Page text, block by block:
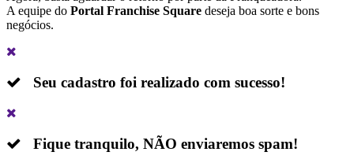
A equipe do Portal Franchise Square deseja boa sorte e bons
negócios.
Seu cadastro foi realizado com sucesso!
Fique tranquilo, NÃO enviaremos spam!